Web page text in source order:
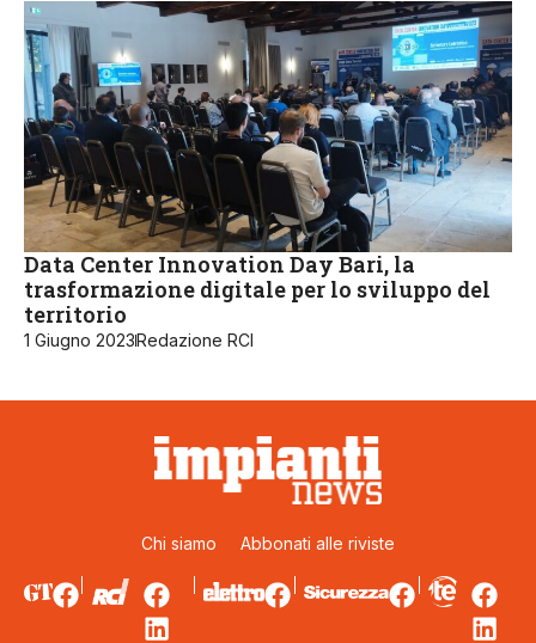
Data Center Innovation Day Bari, la
trasformazione digitale per lo sviluppo del
territorio
1 Giugno 2023Redazione RCI
Chi siamo Abbonati alle riviste